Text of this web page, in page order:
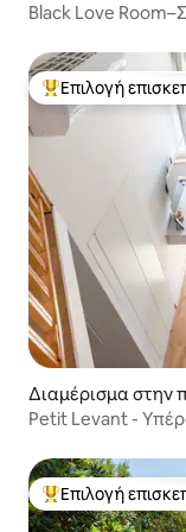
Black Love
Κορυφαία
Επιλογή
Διαμέρισμα στην
Petit Levant -
Κορυφαία επιλογή
Επιλογή